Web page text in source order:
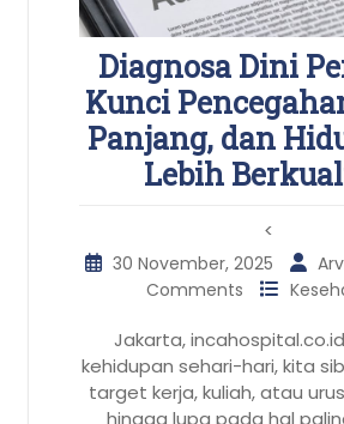
Diagnosa Dini
Kunci
Panjang, dan
Lebih
<
30 November, 2025
Comments
Jakarta,
kehidupan sehari-hari, kita
target kerja, kuliah, atau
hingga lupa pada hal